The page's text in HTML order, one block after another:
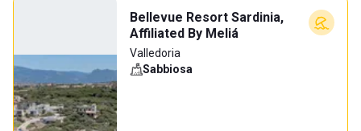
Bellevue Resort Sardinia,
Affiliated By Meliá
Valledoria
Sabbiosa